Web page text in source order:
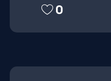
0